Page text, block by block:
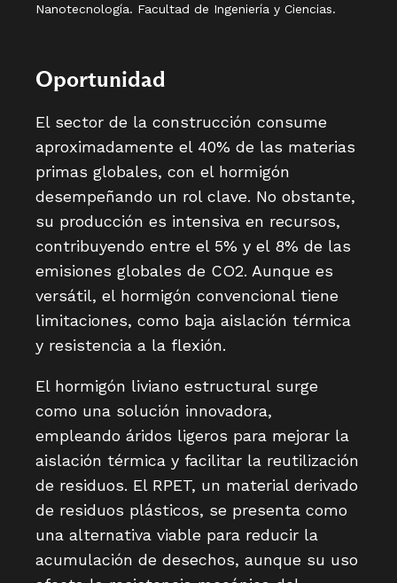
Nanotecnología. Facultad de Ingeniería y Ciencias.
Oportunidad
El sector de la construcción consume
aproximadamente el 40% de las materias
primas globales, con el hormigón
desempeñando un rol clave. No obstante,
su producción es intensiva en recursos,
contribuyendo entre el 5% y el 8% de las
emisiones globales de CO2. Aunque es
versátil, el hormigón convencional tiene
limitaciones, como baja aislación térmica
y resistencia a la flexión.
El hormigón liviano estructural surge
como una solución innovadora,
empleando áridos ligeros para mejorar la
aislación térmica y facilitar la reutilización
de residuos. El RPET, un material derivado
de residuos plásticos, se presenta como
una alternativa viable para reducir la
acumulación de desechos, aunque su uso